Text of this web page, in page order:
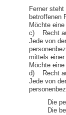
Ferner
betroffenen
Möchte
c) Recht
Jede von
mittels
Möchte
d) Recht
Jede von
Die
Die